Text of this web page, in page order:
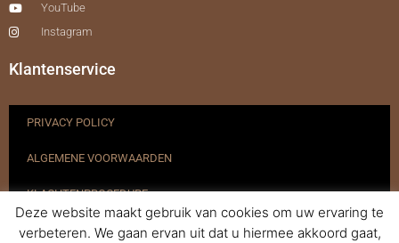
YouTube
Instagram
Klantenservice
PRIVACY POLICY
ALGEMENE VOORWAARDEN
KLACHTENPROCEDURE
VERZENDEN & RETOURNEREN
Deze website maakt gebruik van cookies om uw ervaring te
verbeteren. We gaan ervan uit dat u hiermee akkoord gaat,